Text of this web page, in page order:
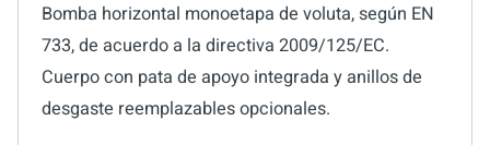
Bomba horizontal monoetapa de voluta, según EN
733, de acuerdo a la directiva 2009/125/EC.
Cuerpo con pata de apoyo integrada y anillos de
desgaste reemplazables opcionales.